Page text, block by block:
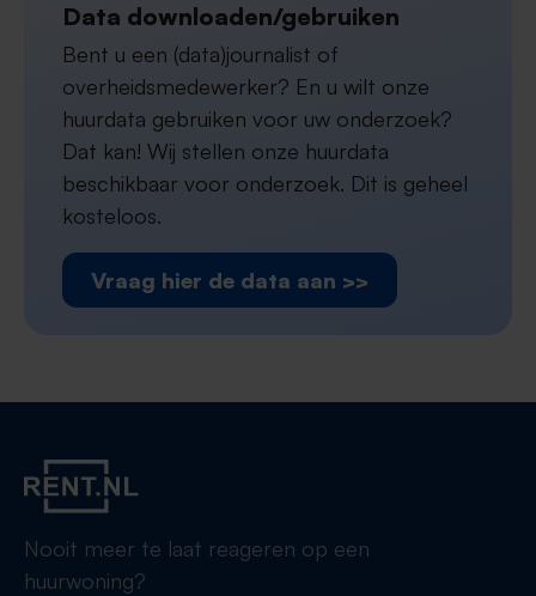
Data downloaden/gebruiken
Bent u een (data)journalist of
overheidsmedewerker? En u wilt onze
huurdata gebruiken voor uw onderzoek?
Dat kan! Wij stellen onze huurdata
beschikbaar voor onderzoek. Dit is geheel
kosteloos.
Vraag hier de data aan >>
Nooit meer te laat reageren op een
huurwoning?